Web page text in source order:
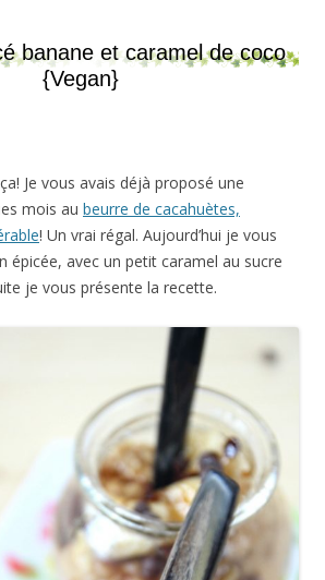
banane et caramel de coco
{Vegan}
Je vous avais déjà proposé une
mois au beurre de cacahuètes,
! Un vrai régal. Aujourd’hui je vous
épicée, avec un petit caramel au sucre
je vous présente la recette.